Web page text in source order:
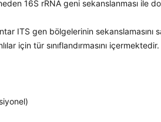
16S rRNA geni sekanslanması ile
ITS gen bölgelerinin sekanslamasını
için tür sınıflandırmasını içermektedir.